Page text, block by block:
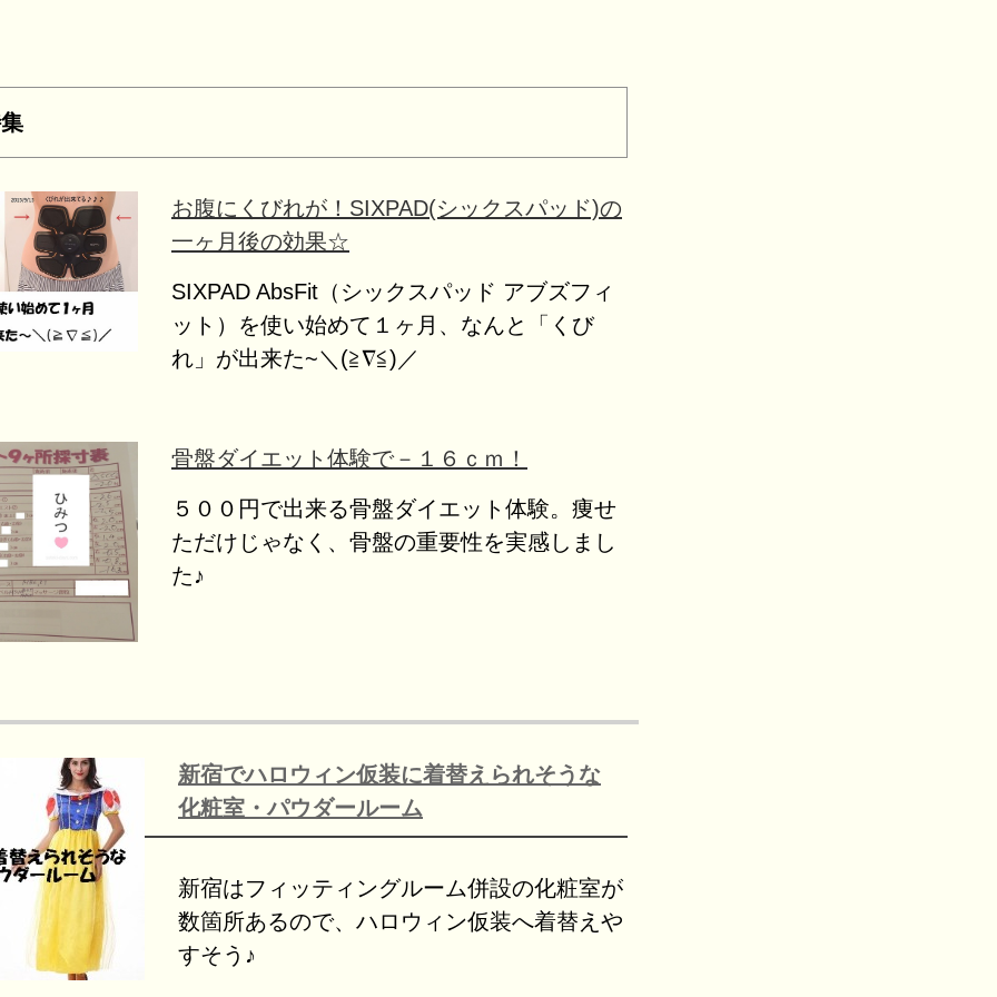
お腹にくびれが！SIXPAD(シックスパッド)の
一ヶ月後の効果☆
SIXPAD AbsFit（シックスパッド アブズフィ
ット）を使い始めて１ヶ月、なんと「くび
れ」が出来た~＼(≧∇≦)／
骨盤ダイエット体験で－１６ｃｍ！
５００円で出来る骨盤ダイエット体験。痩せ
ただけじゃなく、骨盤の重要性を実感しまし
た♪
新宿でハロウィン仮装に着替えられそうな
化粧室・パウダールーム
新宿はフィッティングルーム併設の化粧室が
数箇所あるので、ハロウィン仮装へ着替えや
すそう♪